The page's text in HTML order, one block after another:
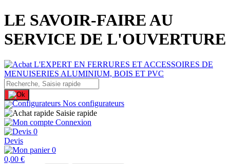
LE SAVOIR-FAIRE AU
SERVICE DE L'OUVERTURE
Nos configurateurs
Saisie rapide
Connexion
0
Devis
0
0,00 €